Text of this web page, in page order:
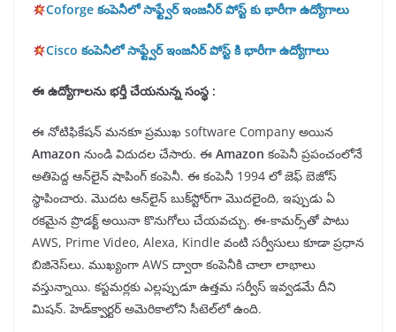
Coforge కంపెనీలో సాఫ్ట్వేర్ ఇంజనీర్ పోస్ట్ కు భారీగా ఉద్యోగాలు
Cisco కంపెనీలో సాఫ్ట్వేర్ ఇంజనీర్ పోస్ట్ కి భారీగా ఉద్యోగాలు
ఈ ఉద్యోగాలను భర్తీ చేయనున్న సంస్థ :
ఈ నోటిఫికేషన్ మనకూ ప్రముఖ software Company అయిన
Amazon నుండి విదుదల చేసారు. ఈ Amazon కంపెనీ ప్రపంచంలోనే
అతిపెద్ద ఆన్‌లైన్ షాపింగ్ కంపెనీ. ఈ కంపెనీ 1994 లో జెఫ్ బెజోస్
స్థాపించారు. మొదట ఆన్‌లైన్ బుక్‌స్టోర్‌గా మొదలైంది, ఇప్పుడు ఏ
రకమైన ప్రొడక్ట్ అయినా కొనుగోలు చేయవచ్చు. ఈ-కామర్స్‌తో పాటు
AWS, Prime Video, Alexa, Kindle వంటి సర్వీసులు కూడా ప్రధాన
బిజినెస్‌లు. ముఖ్యంగా AWS ద్వారా కంపెనీకి చాలా లాభాలు
వస్తున్నాయి. కస్టమర్లకు ఎల్లప్పుడూ ఉత్తమ సర్వీస్ ఇవ్వడమే దీని
మిషన్. హెడ్‌క్వార్టర్ అమెరికాలోని సీటెల్‌లో ఉంది.